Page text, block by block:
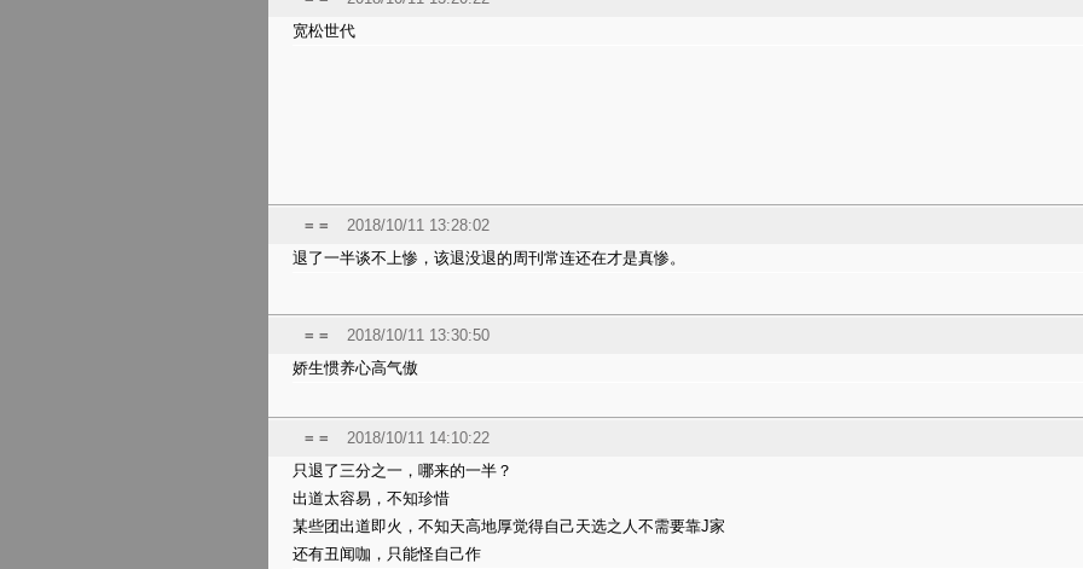
宽松世代
= =
2018/10/11 13:28:02
退了一半谈不上惨，该退没退的周刊常连还在才是真惨。
= =
2018/10/11 13:30:50
娇生惯养心高气傲
= =
2018/10/11 14:10:22
只退了三分之一，哪来的一半？
出道太容易，不知珍惜
某些团出道即火，不知天高地厚觉得自己天选之人不需要靠J家
还有丑闻咖，只能怪自己作